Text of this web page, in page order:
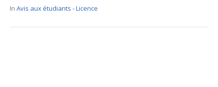
In Avis aux étudiants - Licence